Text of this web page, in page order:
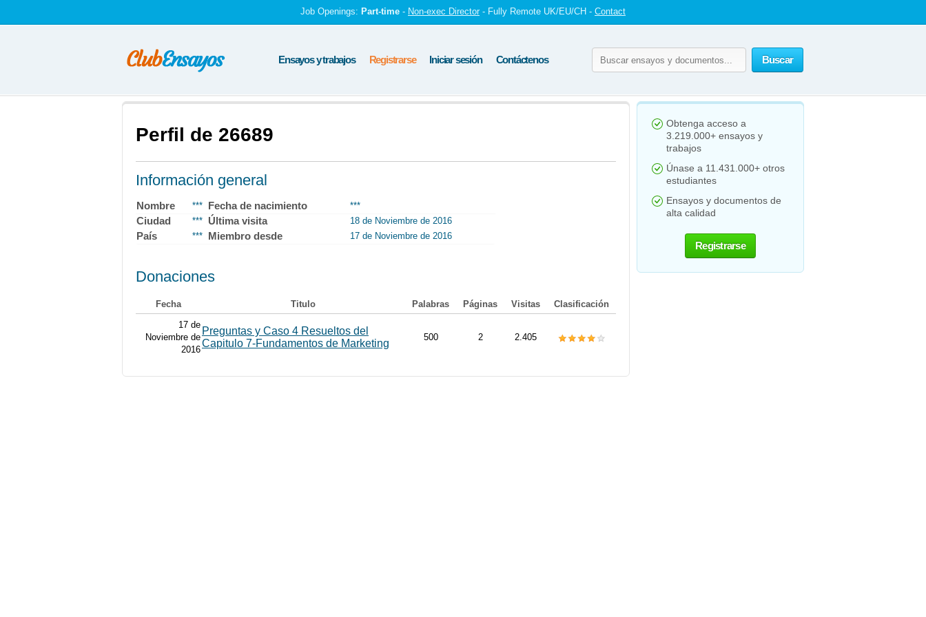
Job Openings: Part-time - Non-exec Director - Fully Remote UK/EU/CH - Contact
Buscar
Ensayos y trabajos Registrarse Iniciar sesión Contáctenos
Perfil de 26689
Información general
Nombre *** Fecha de nacimiento ***
Ciudad *** Última visita 18 de Noviembre de 2016
País *** Miembro desde 17 de Noviembre de 2016
Donaciones
Fecha Titulo Palabras Páginas Visitas
Clasificación
17 de
Noviembre de
2016
Preguntas y Caso 4 Resueltos del
Capitulo 7-Fundamentos de Marketing
500 2 2.405
Obtenga acceso a
3.219.000+ ensayos y
trabajos
Únase a 11.431.000+ otros
estudiantes
Ensayos y documentos de
alta calidad
Registrarse